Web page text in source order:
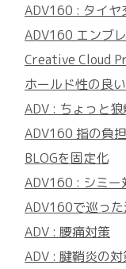
ADV160 : タイヤ
ADV160 エンブ
Creative Cloud
ホールド性の良
ADV : ちょっと
ADV160 指の負
BLOGを固定化
ADV160 : シミー
ADV160で巡っ
ADV : 腰痛対策
ADV : 腱鞘炎の対